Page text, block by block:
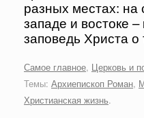
разных местах: на
западе и востоке –
заповедь Христа о
Самое главное, Церковь и
Темы: Архиепископ Роман,
Христианская жизнь.